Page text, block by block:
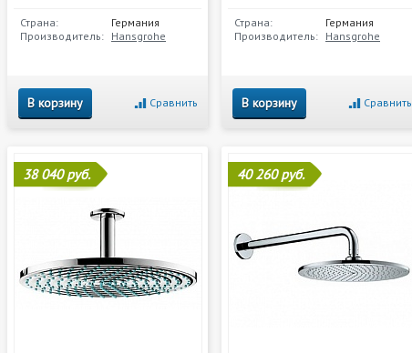
Страна:
Германия
Производитель: Hansgrohe
В корзину Сравнить
Страна:
Германия
Производитель: Hansgrohe
В корзину Сравнить
38 040 руб. 40 260 руб.